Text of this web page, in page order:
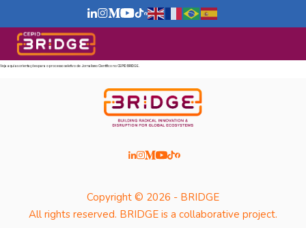
Veja aqui as orientações para o processo seletivo de Jornalismo Científico no CEPID BRIDGE.
Copyright © 2026 - BRIDGE
All rights reserved. BRIDGE is a collaborative project.